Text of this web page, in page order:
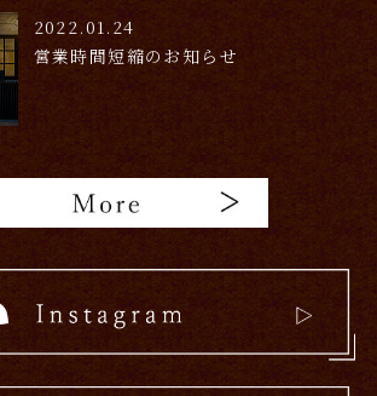
2022.01.24
営業時間短縮のお知らせ